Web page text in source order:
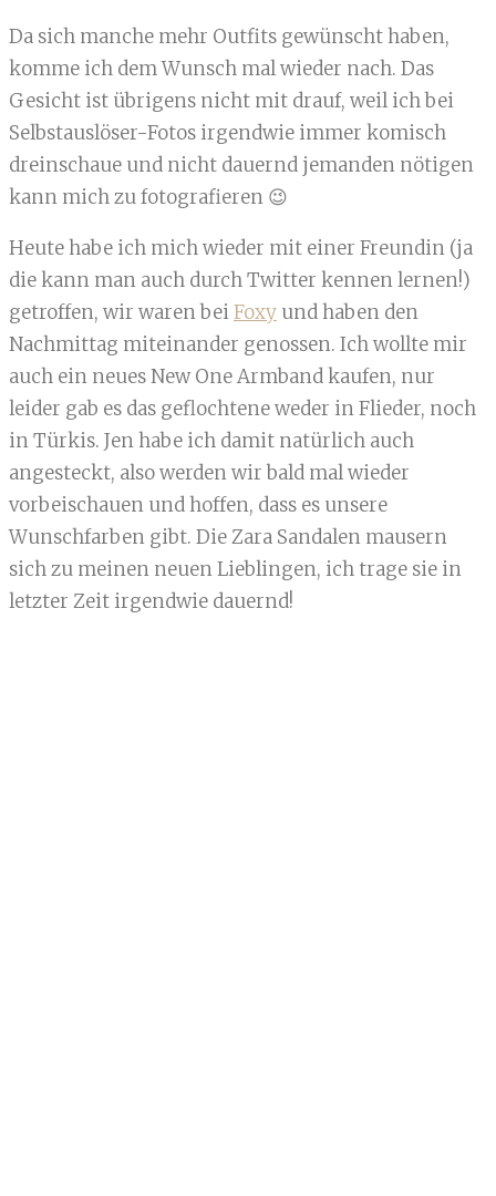
Da sich manche mehr Outfits gewünscht haben,
komme ich dem Wunsch mal wieder nach. Das
Gesicht ist übrigens nicht mit drauf, weil ich bei
Selbstauslöser-Fotos irgendwie immer komisch
dreinschaue und nicht dauernd jemanden nötigen
kann mich zu fotografieren 😉
Heute habe ich mich wieder mit einer Freundin (ja
die kann man auch durch Twitter kennen lernen!)
getroffen, wir waren bei Foxy und haben den
Nachmittag miteinander genossen. Ich wollte mir
auch ein neues New One Armband kaufen, nur
leider gab es das geflochtene weder in Flieder, noch
in Türkis. Jen habe ich damit natürlich auch
angesteckt, also werden wir bald mal wieder
vorbeischauen und hoffen, dass es unsere
Wunschfarben gibt. Die Zara Sandalen mausern
sich zu meinen neuen Lieblingen, ich trage sie in
letzter Zeit irgendwie dauernd!